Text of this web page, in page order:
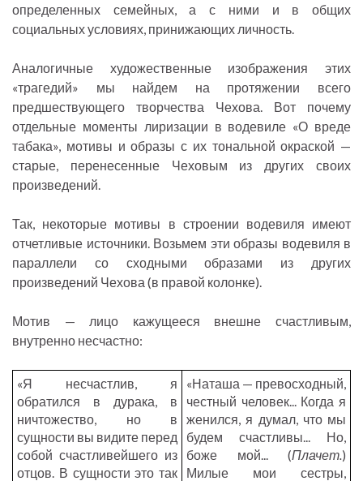
определенных семейных, а с ними и в общих
социальных условиях, принижающих личность.
Аналогичные художественные изображения этих
«трагедий» мы найдем на протяжении всего
предшествующего творчества Чехова. Вот почему
отдельные моменты лиризации в водевиле «О вреде
табака», мотивы и образы с их тональной окраской —
старые, перенесенные Чеховым из других своих
произведений.
Так, некоторые мотивы в строении водевиля имеют
отчетливые источники. Возьмем эти образы водевиля в
параллели со сходными образами из других
произведений Чехова (в правой колонке).
Мотив — лицо кажущееся внешне счастливым,
внутренно несчастно:
«Я несчастлив, я
обратился в дурака, в
ничтожество, но в
сущности вы видите перед
собой счастливейшего из
отцов. В сущности это так
«Наташа — превосходный,
честный человек... Когда я
женился, я думал, что мы
будем счастливы... Но,
боже мой... (Плачет. )
Милые мои сестры,